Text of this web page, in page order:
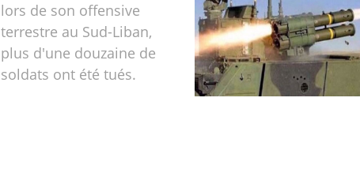
lors de son offensive
terrestre au Sud-Liban,
plus d'une douzaine de
soldats ont été tués.